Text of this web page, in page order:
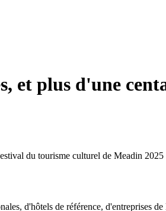
et plus d'une
du tourisme culturel de Meadin 2025
d'hôtels de référence, d'entreprises